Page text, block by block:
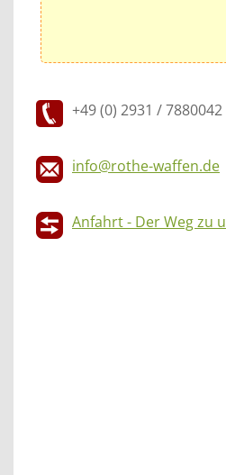
+49 (0) 2931 / 7880042
info@rothe-waffen.de
Anfahrt - Der Weg zu